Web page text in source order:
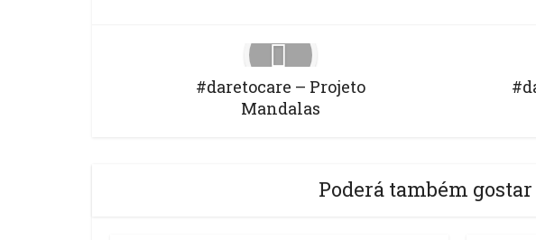
#daretocare – Projeto
Mandalas
Poderá também